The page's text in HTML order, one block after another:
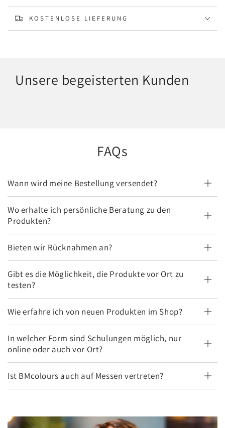
KOSTENLOSE LIEFERUNG
Unsere begeisterten Kunden
FAQs
Wann wird meine Bestellung versendet?
Wo erhalte ich persönliche Beratung zu den
Produkten?
Bieten wir Rücknahmen an?
Gibt es die Möglichkeit, die Produkte vor Ort zu
testen?
Wie erfahre ich von neuen Produkten im Shop?
In welcher Form sind Schulungen möglich, nur
online oder auch vor Ort?
Ist BMcolours auch auf Messen vertreten?